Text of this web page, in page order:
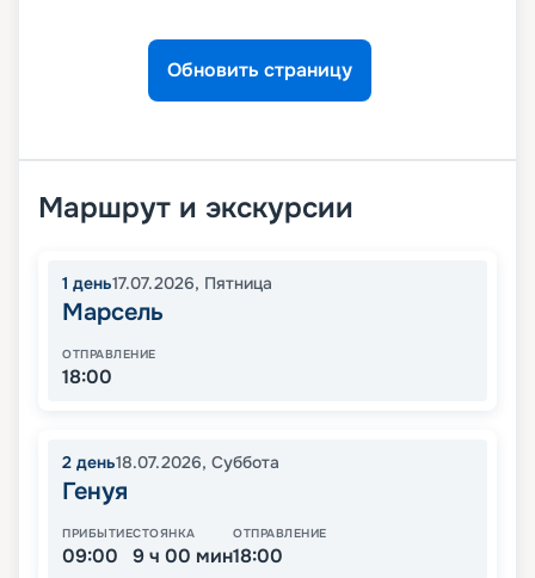
Обновить страницу
Маршрут и экскурсии
1 день17.07.2026, Пятница
Марсель
ОТПРАВЛЕНИЕ
18:00
2 день18.07.2026, Суббота
Генуя
ПРИБЫТИЕ
09:00
СТОЯНКА
9 ч 00 мин
ОТПРАВЛЕНИЕ
18:00